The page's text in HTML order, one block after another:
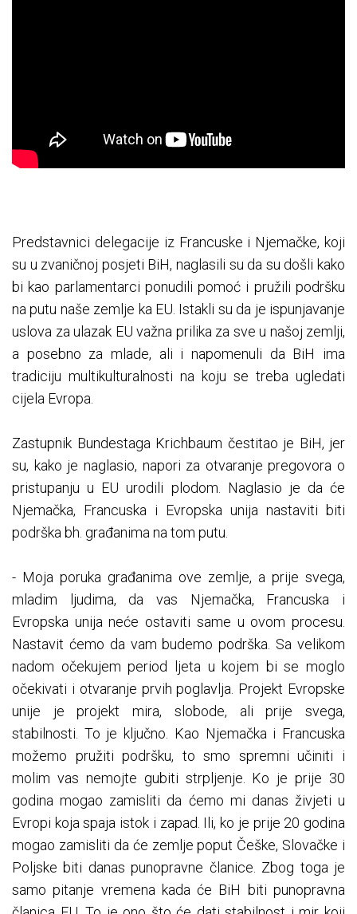
Predstavnici delegacije iz Francuske i Njemačke, koji
su u zvaničnoj posjeti BiH, naglasili su da su došli kako
bi kao parlamentarci ponudili pomoć i pružili podršku
na putu naše zemlje ka EU. Istakli su da je ispunjavanje
uslova za ulazak EU važna prilika za sve u našoj zemlji,
a posebno za mlade, ali i napomenuli da BiH ima
tradiciju multikulturalnosti na koju se treba ugledati
cijela Evropa.
Zastupnik Bundestaga Krichbaum čestitao je BiH, jer
su, kako je naglasio, napori za otvaranje pregovora o
pristupanju u EU urodili plodom. Naglasio je da će
Njemačka, Francuska i Evropska unija nastaviti biti
podrška bh. građanima na tom putu.
- Moja poruka građanima ove zemlje, a prije svega,
mladim ljudima, da vas Njemačka, Francuska i
Evropska unija neće ostaviti same u ovom procesu.
Nastavit ćemo da vam budemo podrška. Sa velikom
nadom očekujem period ljeta u kojem bi se moglo
očekivati i otvaranje prvih poglavlja. Projekt Evropske
unije je projekt mira, slobode, ali prije svega,
stabilnosti. To je ključno. Kao Njemačka i Francuska
možemo pružiti podršku, to smo spremni učiniti i
molim vas nemojte gubiti strpljenje. Ko je prije 30
godina mogao zamisliti da ćemo mi danas živjeti u
Evropi koja spaja istok i zapad. Ili, ko je prije 20 godina
mogao zamisliti da će zemlje poput Češke, Slovačke i
Poljske biti danas punopravne članice. Zbog toga je
samo pitanje vremena kada će BiH biti punopravna